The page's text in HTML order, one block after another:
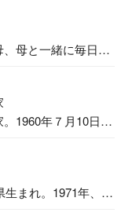
母と一緒に毎日の
1960年７月10日生
まれ。1971年、